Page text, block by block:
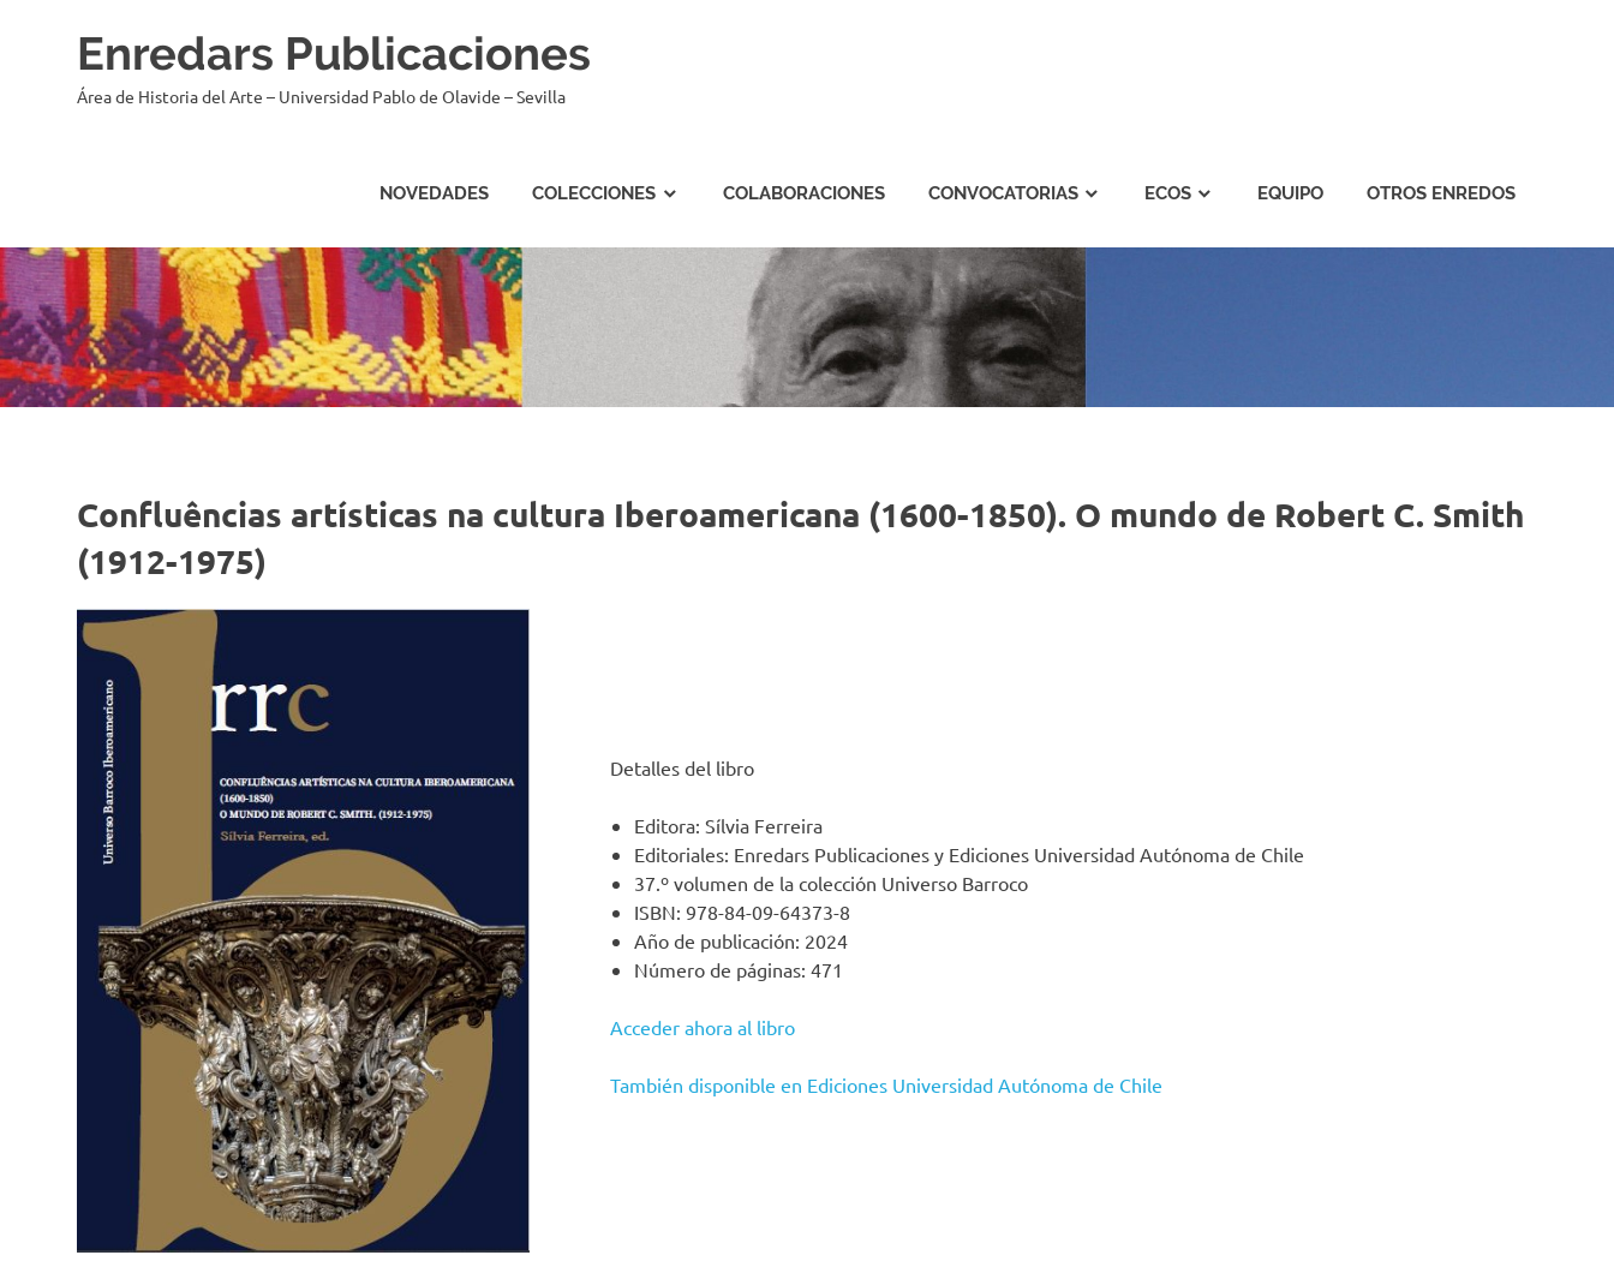
contenidoEnredars Publicaciones
Área de Historia del Arte – Universidad Pablo de Olavide – Sevilla
NOVEDADES COLECCIONES COLABORACIONES CONVOCATORIAS ECOS EQUIPO OTROS ENREDOS
Confluências artísticas na cultura Iberoamericana (1600-1850). O mundo de Robert C. Smith
(1912-1975)
Detalles del libro
Editora: Sílvia Ferreira
Editoriales: Enredars Publicaciones y Ediciones Universidad Autónoma de Chile
37.º volumen de la colección Universo Barroco
ISBN: 978-84-09-64373-8
Año de publicación: 2024
Número de páginas: 471
Acceder ahora al libro
También disponible en Ediciones Universidad Autónoma de Chile